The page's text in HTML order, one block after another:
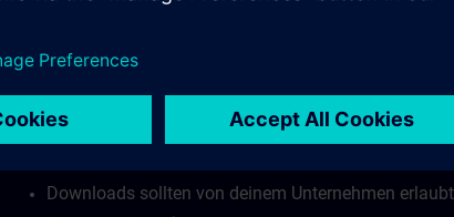
Deine Firewall darf den Zugang zu unserem
Deine Firewall darf den Zugriff auf Websockets
HTTPS mit Port 443) nicht blockieren.
Webbrowser mit HTML5-Unterstützung
Downloads sollten von deinem Unternehmen